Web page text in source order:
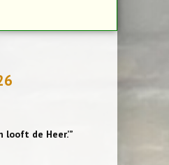
looft de Heer.’”